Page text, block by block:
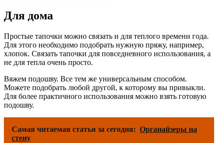
Для дома
Простые тапочки можно связать и для теплого времени года.
Для этого необходимо подобрать нужную пряжу, например,
хлопок. Связать тапочки для повседневного использования, а
не для тепла очень просто.
Вяжем подошву. Все тем же универсальным способом.
Можете подобрать любой другой, к которому вы привыкли.
Для более практичного использования можно взять готовую
подошву.
Самая читаемая статья за сегодня: Органайзеры на
стену